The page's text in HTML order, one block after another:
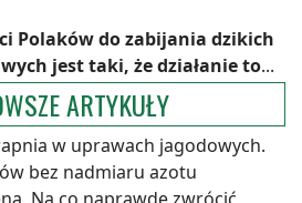
Polaków do zabijania dzikich
jest taki, że działanie to...
ARTYKUŁY
w uprawach jagodowych.
bez nadmiaru azotu